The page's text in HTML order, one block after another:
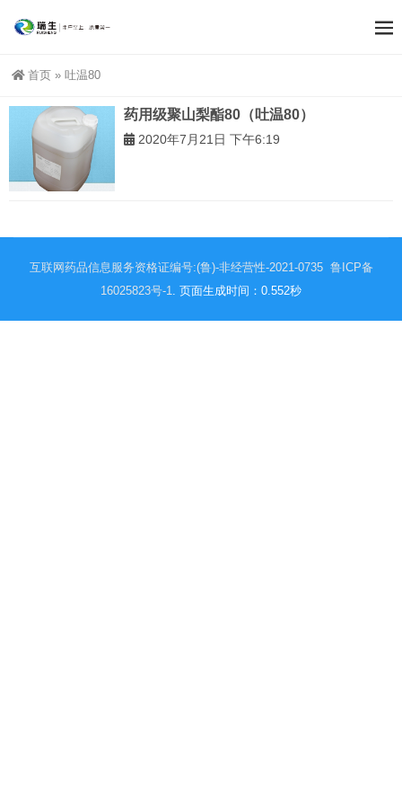
首页 » 吐温80
药用级聚山梨酯80（吐温80）
2020年7月21日 下午6:19
互联网药品信息服务资格证编号:(鲁)-非经营性-2021-0735 鲁ICP备
16025823号-1. 页面生成时间：0.552秒